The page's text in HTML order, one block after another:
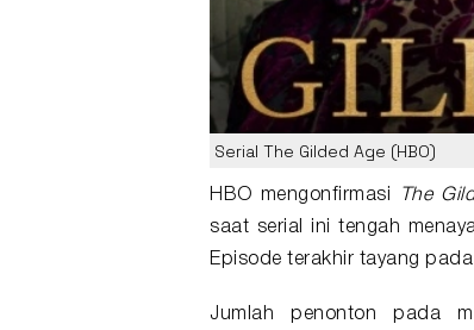
Serial The Gilded Age (HBO)
HBO mengonfirmasi The
saat serial
ini tengah
Episode terakhir tayang
Jumlah penonton pada